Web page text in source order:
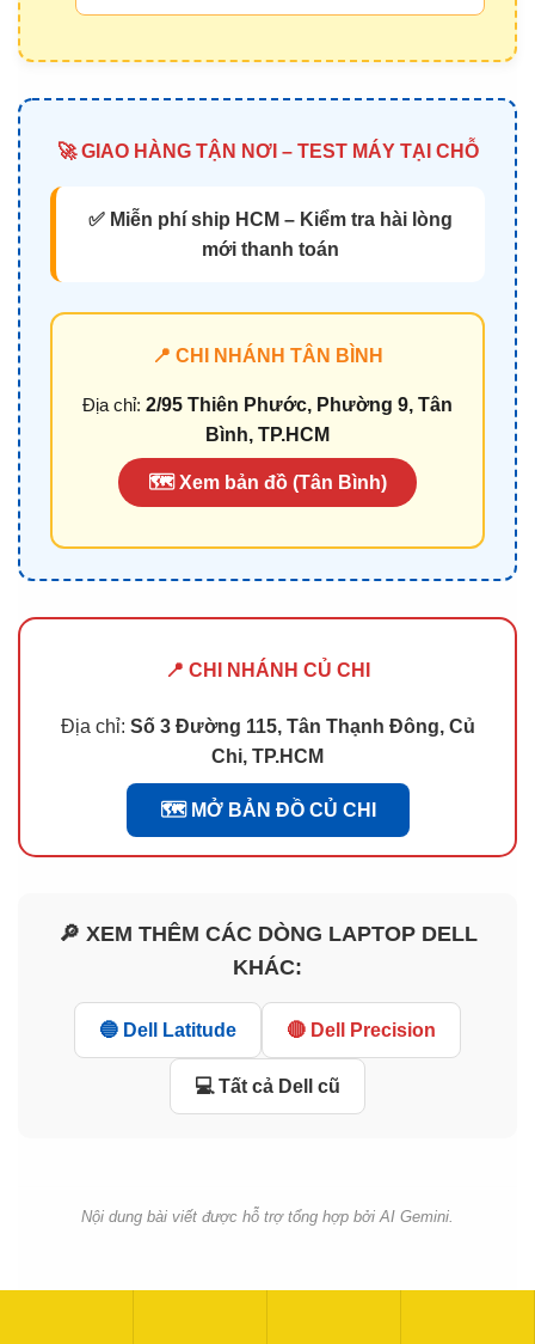
🚀 GIAO HÀNG TẬN NƠI – TEST MÁY TẠI CHỖ
✅ Miễn phí ship HCM – Kiểm tra hài lòng
mới thanh toán
📍 CHI NHÁNH TÂN BÌNH
Địa chỉ: 2/95 Thiên Phước, Phường 9, Tân
Bình, TP.HCM
🗺️ Xem bản đồ (Tân Bình)
📍 CHI NHÁNH CỦ CHI
Địa chỉ: Số 3 Đường 115, Tân Thạnh Đông, Củ
Chi, TP.HCM
🗺️ MỞ BẢN ĐỒ CỦ CHI
🔎 XEM THÊM CÁC DÒNG LAPTOP DELL
KHÁC:
🔵 Dell Latitude 🔴 Dell Precision
💻 Tất cả Dell cũ
Nội dung bài viết được hỗ trợ tổng hợp bởi AI Gemini.